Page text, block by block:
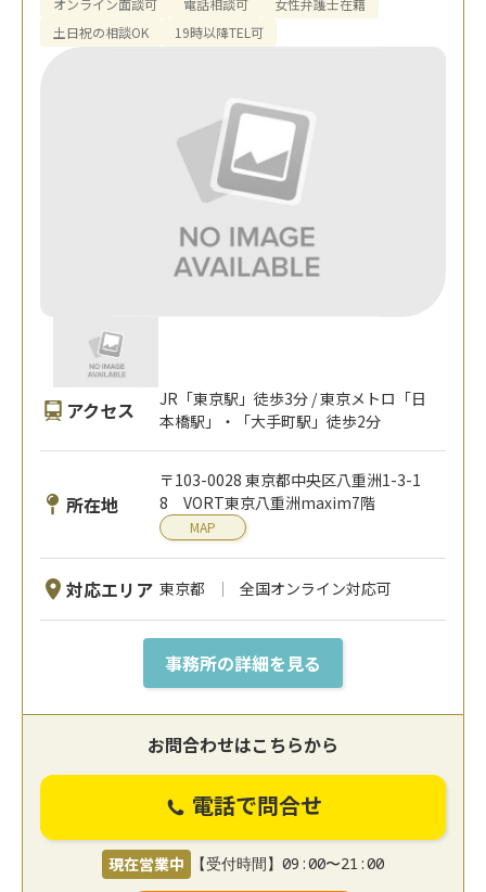
オンライン面談可 電話相談可
女性弁護士在籍
土日祝の相談OK
19時以降TEL可
アクセス
JR「東京駅」徒歩3分 / 東京メトロ「日
本橋駅」・「大手町駅」徒歩2分
所在地
〒103-0028 東京都中央区八重洲1-3-1
8 VORT東京八重洲maxim7階
MAP
対応エリア 東京都 全国オンライン対応可
事務所の詳細を見る
お問合わせはこちらから
電話で問合せ
現在営業中 【受付時間】09:00〜21:00